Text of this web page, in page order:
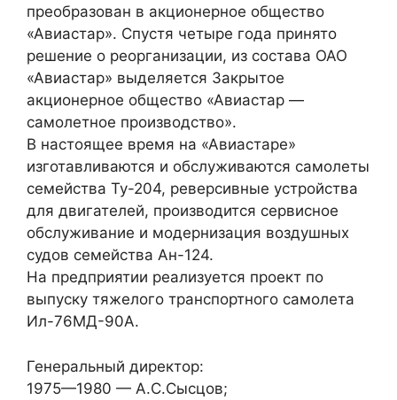
преобразован в акционерное общество
«Авиастар». Спустя четыре года принято
решение о реорганизации, из состава ОАО
«Авиастар» выделяется Закрытое
акционерное общество «Авиастар —
самолетное производство».
В настоящее время на «Авиастаре»
изготавливаются и обслуживаются самолеты
семейства Ту-204, реверсивные устройства
для двигателей, производится сервисное
обслуживание и модернизация воздушных
судов семейства Ан-124.
На предприятии реализуется проект по
выпуску тяжелого транспортного самолета
Ил-76МД-90А.
Генеральный директор:
1975—1980 — А.С.Сысцов;